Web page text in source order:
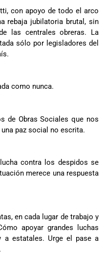
con apoyo de todo el arco
rebaja jubilatoria brutal, sin
las centrales obreras. La
sólo por legisladores del
como nunca.
de Obras Sociales que nos
paz social no escrita.
contra los despidos se
merece una respuesta
en cada lugar de trabajo y
apoyar grandes luchas
a estatales. Urge el pase a